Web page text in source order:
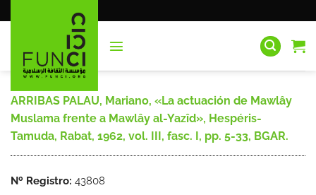
al
ARRIBAS PALAU, Mariano, «La actuación de Mawlây
Muslama frente a Mawlây al-Yazîd», Hespéris-
Tamuda, Rabat, 1962, vol. III, fasc. I, pp. 5-33, BGAR.
Nº Registro: 43808